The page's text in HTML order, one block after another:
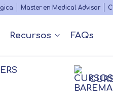
Master en Medical Advisor
Nuestros
Recursos
Podcast
FAQs